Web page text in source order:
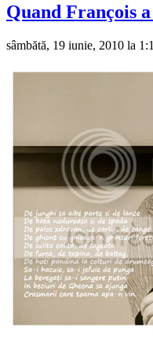
Quand François
sâmbătă, 19 iunie, 2010 la